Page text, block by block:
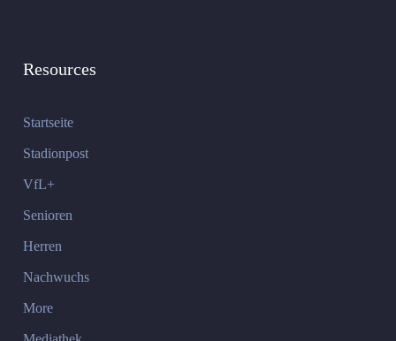
Resources
Startseite
Stadionpost
VfL+
Senioren
Herren
Nachwuchs
More